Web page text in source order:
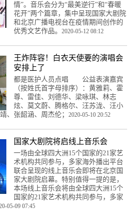
情”。音乐会分为“最美逆行”和“春暖
花开”两个篇章，集中呈现国家大剧院
和北京广播电视台在疫情期间创作的
优秀文艺作品。 2020-05-12 08:12
王炸阵容！白衣天使要的演唱会
安排上了
都是医护人员点唱 公益表演嘉宾
（按姓氏首字母排序）：黄雅莉、霍
尊、雷佳、刘德华、梁咏琪、林志
炫、莫文蔚、腾格尔、汪苏泷、汪小
、张韶涵、周杰伦； 2020-05-10 20:52
国家大剧院将启线上音乐会
一场由全球四大洲15个国家的21家艺
术机构共同参与，多家海外播出平台
联合呈现的线上音乐会即将在北京国
家大剧院启幕。特别值得一提的是，
本场线上音乐会将由全球四大洲15个
国家的21家艺术机构共同参与，多家
05-09 07:45